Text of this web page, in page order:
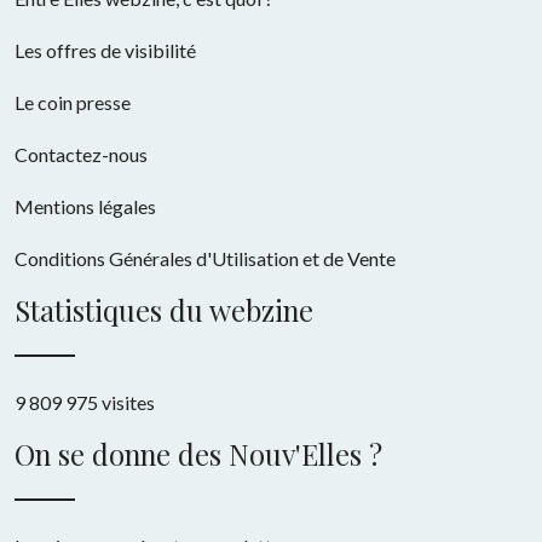
Les offres de visibilité
Le coin presse
Contactez-nous
Mentions légales
Conditions Générales d'Utilisation et de Vente
Statistiques du webzine
9 809 975 visites
On se donne des Nouv'Elles ?